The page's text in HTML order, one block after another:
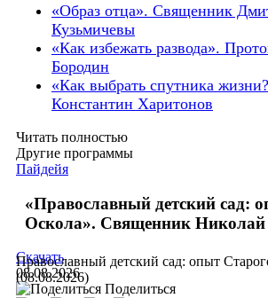
«Образ отца». Священник
Кузьмичевы
«Как избежать развода».
Бородин
«Как выбрать спутника
Константин Харитонов
Читать полностью
Другие программы
Пайдейя
«Православный детский сад:
Оскола». Священник
Православный детский сад: опыт
(08.08.2026)
Скачать
08.08.2026
Поделиться